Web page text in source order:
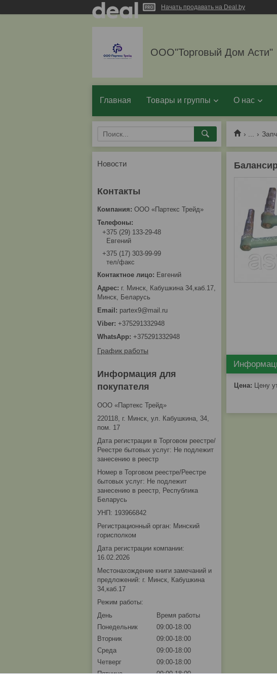
Начать продавать на Deal.by
ООО"Торговый Дом Асти"
Главная Товары и группы О нас
Цена: Цену
Новости
ООО «Партекс Трейд»
+375 (29) 133-29-48
Евгений
+375 (17) 303-99-99
тел/факс
Евгений
г. Минск, Кабушкина 34,каб.17,
Минск, Беларусь
partex9@mail.ru
+375291332948
+375291332948
График работы
Информация для
покупателя
ООО «Партекс Трейд»
220118, г. Минск, ул. Кабушкина, 34,
пом. 17
Дата регистрации в Торговом реестре/
Реестре бытовых услуг: Не подлежит
занесению в реестр
Номер в Торговом реестре/Реестре
бытовых услуг: Не подлежит
занесению в реестр, Республика
Беларусь
УНП: 193966842
Регистрационный орган: Минский
горисполком
Дата регистрации компании:
16.02.2026
Местонахождение книги замечаний и
предложений: г. Минск, Кабушкина
34,каб.17
Режим работы:
День
Время работы
Понедельник
09:00-18:00
Вторник
09:00-18:00
Среда
09:00-18:00
Четверг
09:00-18:00
Пятница
09:00-18:00